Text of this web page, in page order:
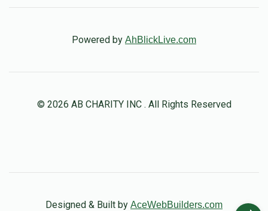
Powered by AhBlickLive.com
© 2026 AB CHARITY INC . All Rights Reserved
Designed & Built by AceWebBuilders.com